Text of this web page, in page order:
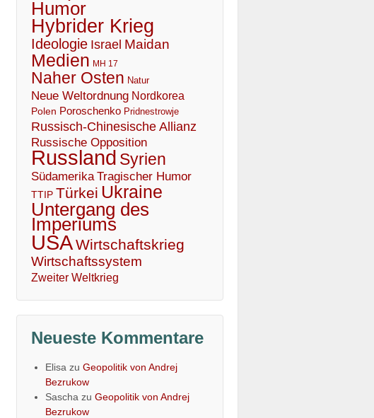
Humor
Hybrider Krieg
Ideologie Israel Maidan
Medien MH 17
Naher Osten Natur
Neue Weltordnung Nordkorea
Polen Poroschenko Pridnestrowje
Russisch-Chinesische Allianz
Russische Opposition
Russland Syrien
Südamerika Tragischer Humor
TTIP Türkei Ukraine
Untergang des
Imperiums
USAWirtschaftskrieg
Wirtschaftssystem
Zweiter Weltkrieg
Neueste Kommentare
Elisa zuGeopolitik von Andrej
Bezrukow
Sascha zuGeopolitik von Andrej
Bezrukow